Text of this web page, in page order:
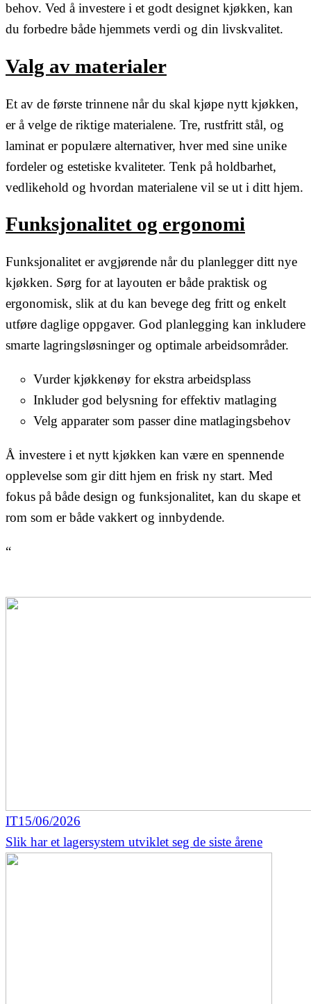
behov. Ved å investere i et godt designet kjøkken, kan
du forbedre både hjemmets verdi og din livskvalitet.
Valg av materialer
Et av de første trinnene når du skal kjøpe nytt kjøkken,
er å velge de riktige materialene. Tre, rustfritt stål, og
laminat er populære alternativer, hver med sine unike
fordeler og estetiske kvaliteter. Tenk på holdbarhet,
vedlikehold og hvordan materialene vil se ut i ditt hjem.
Funksjonalitet og ergonomi
Funksjonalitet er avgjørende når du planlegger ditt nye
kjøkken. Sørg for at layouten er både praktisk og
ergonomisk, slik at du kan bevege deg fritt og enkelt
utføre daglige oppgaver. God planlegging kan inkludere
smarte lagringsløsninger og optimale arbeidsområder.
Vurder kjøkkenøy for ekstra arbeidsplass
Inkluder god belysning for effektiv matlaging
Velg apparater som passer dine matlagingsbehov
Å investere i et nytt kjøkken kan være en spennende
opplevelse som gir ditt hjem en frisk ny start. Med
fokus på både design og funksjonalitet, kan du skape et
rom som er både vakkert og innbydende.
“
IT15/06/2026
Slik har et lagersystem utviklet seg de siste årene